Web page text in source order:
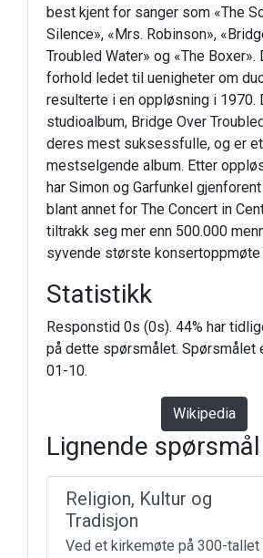
best kjent for sanger som «The
Silence», «Mrs. Robinson»,
Troubled Water» og «The
forhold ledet til uenigheter om
resulterte i en oppløsning i 1970.
studioalbum, Bridge Over
deres mest suksessfulle, og er
mestselgende album. Etter
har Simon og Garfunkel
blant annet for The Concert in
tiltrakk seg mer enn 500.000
syvende største konsertoppmøte
Statistikk
Responstid 0s (0s). 44% har
på dette spørsmålet. Spørsmålet
01-10.
Wikipedia
Lignende spørsmål
Religion, Kultur og
Tradisjon
Ved et kirkemøte på 300-